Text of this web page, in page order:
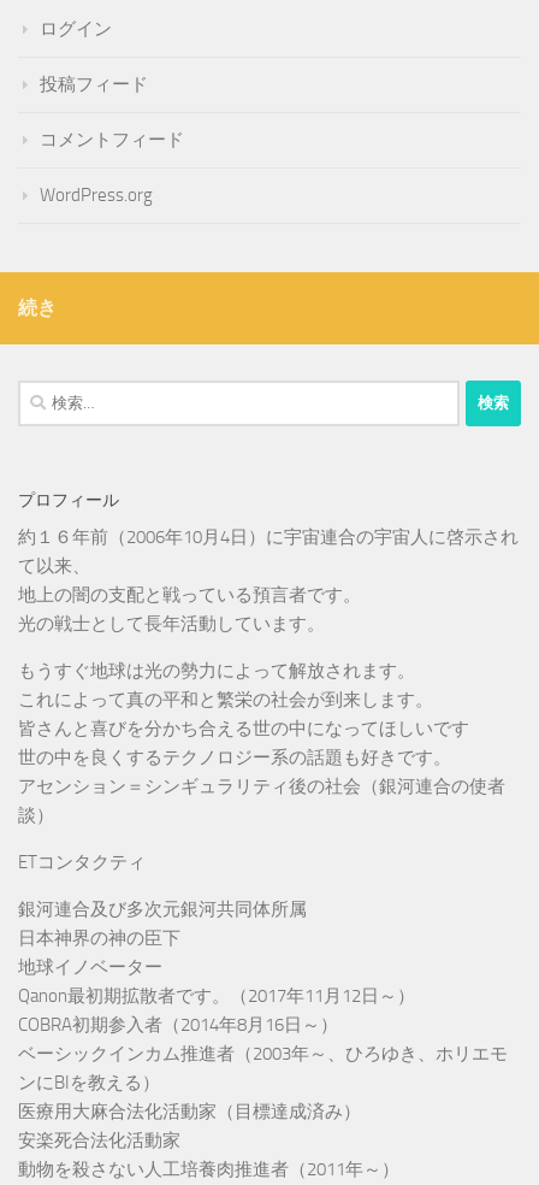
ログイン
投稿フィード
コメントフィード
WordPress.org
続き
検
索:
プロフィール
約１６年前（2006年10月4日）に宇宙連合の宇宙人に啓示され
て以来、
地上の闇の支配と戦っている預言者です。
光の戦士として長年活動しています。
もうすぐ地球は光の勢力によって解放されます。
これによって真の平和と繁栄の社会が到来します。
皆さんと喜びを分かち合える世の中になってほしいです
世の中を良くするテクノロジー系の話題も好きです。
アセンション＝シンギュラリティ後の社会（銀河連合の使者
談）
ETコンタクティ
銀河連合及び多次元銀河共同体所属
日本神界の神の臣下
地球イノベーター
Qanon最初期拡散者です。（2017年11月12日～）
COBRA初期参入者（2014年8月16日～）
ベーシックインカム推進者（2003年～、ひろゆき、ホリエモ
ンにBIを教える）
医療用大麻合法化活動家（目標達成済み）
安楽死合法化活動家
動物を殺さない人工培養肉推進者（2011年～）